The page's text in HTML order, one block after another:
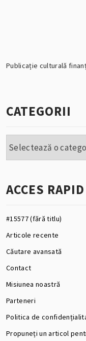
Publicație culturală
CATEGORII
ACCES RAPID
#15577 (fără titlu)
Articole recente
Căutare avansată
Contact
Misiunea noastră
Parteneri
Politica de
Propuneți un articol